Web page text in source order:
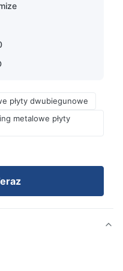
płyty dwubiegunowe
metalowe płyty